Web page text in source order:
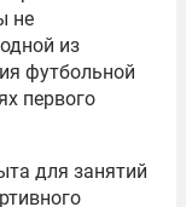
не
из
футбольной
первого
для занятий